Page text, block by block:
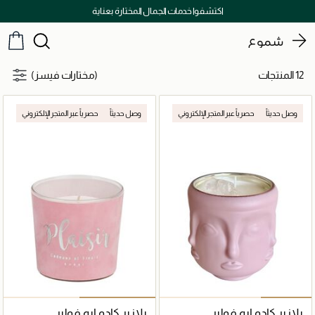
اكتشفوا خدمات الجمال المختارة بعناية
شموع
12 المنتجات (مختارات فيسز)
وصل حديثاً حصرياً عبر المتجر الإلكتروني وصل حديثاً حصرياً عبر المتجر الإلكتروني